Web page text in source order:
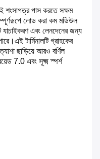
শংসাপত্র পাস করতে সক্ষম
লোড করা কম মডিউল
যাচাইকরণ এবং লেনদেনের জন্য
টার্মিনালটি গ্রাহকের
ছাড়িয়ে আরও বর্ণিল
7.0 এবং সূক্ষ্ম স্পর্শ